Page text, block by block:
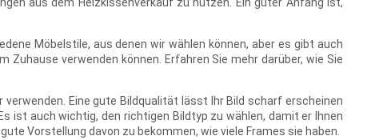
aus dem Heizkissenverkauf zu nutzen. Ein guter Anfang ist,
Möbelstile, aus denen wir wählen können, aber es gibt auch
Zuhause verwenden können. Erfahren Sie mehr darüber, wie Sie
Eine gute Bildqualität lässt Ihr Bild scharf erscheinen
ist auch wichtig, den richtigen Bildtyp zu wählen, damit er Ihnen
Vorstellung davon zu bekommen, wie viele Frames sie haben.